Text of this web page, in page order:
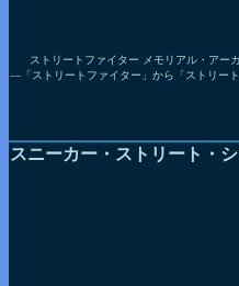
ストリートファイター メモリアル・アー
―「ストリートファイター」から「ストリー
スニーカー・ストリート・